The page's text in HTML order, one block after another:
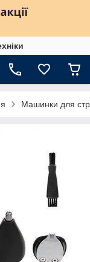
Машинки для